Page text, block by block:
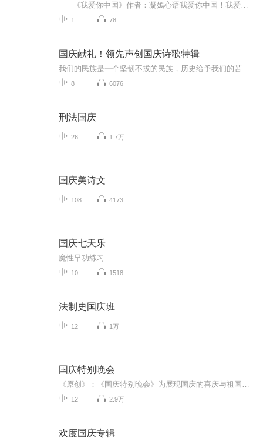
1 78
国庆献礼！领先声创国庆诗歌特辑
8 6076
刑法国庆
26 1.7万
国庆美诗文
108 4173
国庆七天乐
魔性早功练习
10 1518
法制史国庆班
12 1万
国庆特别晚会
12 2.9万
欢度国庆专辑